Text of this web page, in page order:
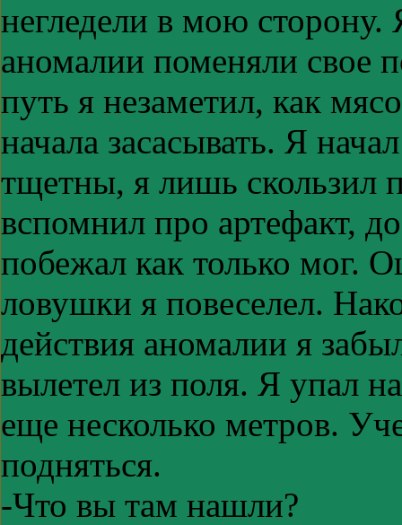
негледели в мою
аномалии поменяли свое
путь я незаметил, как
начала засасывать. Я
тщетны, я лишь скользил
вспомнил про артефакт,
побежал как только мог.
ловушки я повеселел.
действия аномалии я
вылетел из поля. Я упал
еще несколько метров.
подняться.
-Что вы там нашли?